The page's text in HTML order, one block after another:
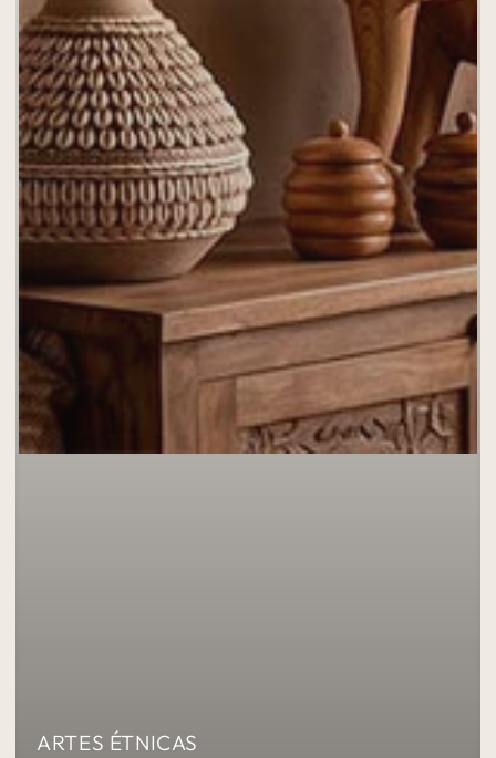
ARTES ÉTNICAS